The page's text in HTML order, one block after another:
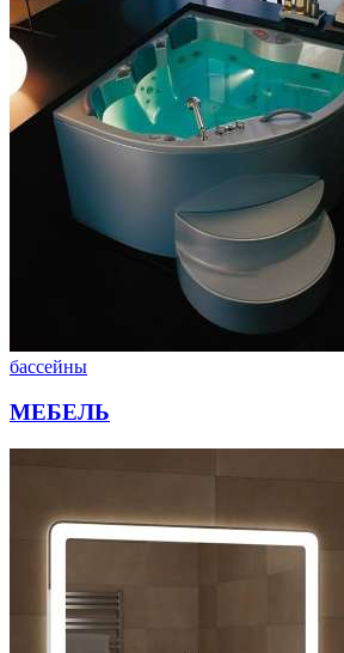
бассейны
МЕБЕЛЬ